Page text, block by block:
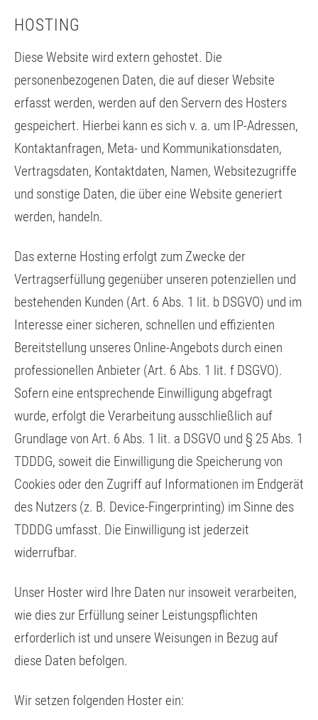
HOSTING
Diese Website wird extern gehostet. Die
personenbezogenen Daten, die auf dieser Website
erfasst werden, werden auf den Servern des Hosters
gespeichert. Hierbei kann es sich v. a. um IP-Adressen,
Kontaktanfragen, Meta- und Kommunikationsdaten,
Vertragsdaten, Kontaktdaten, Namen, Websitezugriffe
und sonstige Daten, die über eine Website generiert
werden, handeln.
Das externe Hosting erfolgt zum Zwecke der
Vertragserfüllung gegenüber unseren potenziellen und
bestehenden Kunden (Art. 6 Abs. 1 lit. b DSGVO) und im
Interesse einer sicheren, schnellen und effizienten
Bereitstellung unseres Online-Angebots durch einen
professionellen Anbieter (Art. 6 Abs. 1 lit. f DSGVO).
Sofern eine entsprechende Einwilligung abgefragt
wurde, erfolgt die Verarbeitung ausschließlich auf
Grundlage von Art. 6 Abs. 1 lit. a DSGVO und § 25 Abs. 1
TDDDG, soweit die Einwilligung die Speicherung von
Cookies oder den Zugriff auf Informationen im Endgerät
des Nutzers (z. B. Device-Fingerprinting) im Sinne des
TDDDG umfasst. Die Einwilligung ist jederzeit
widerrufbar.
Unser Hoster wird Ihre Daten nur insoweit verarbeiten,
wie dies zur Erfüllung seiner Leistungspflichten
erforderlich ist und unsere Weisungen in Bezug auf
diese Daten befolgen.
Wir setzen folgenden Hoster ein: